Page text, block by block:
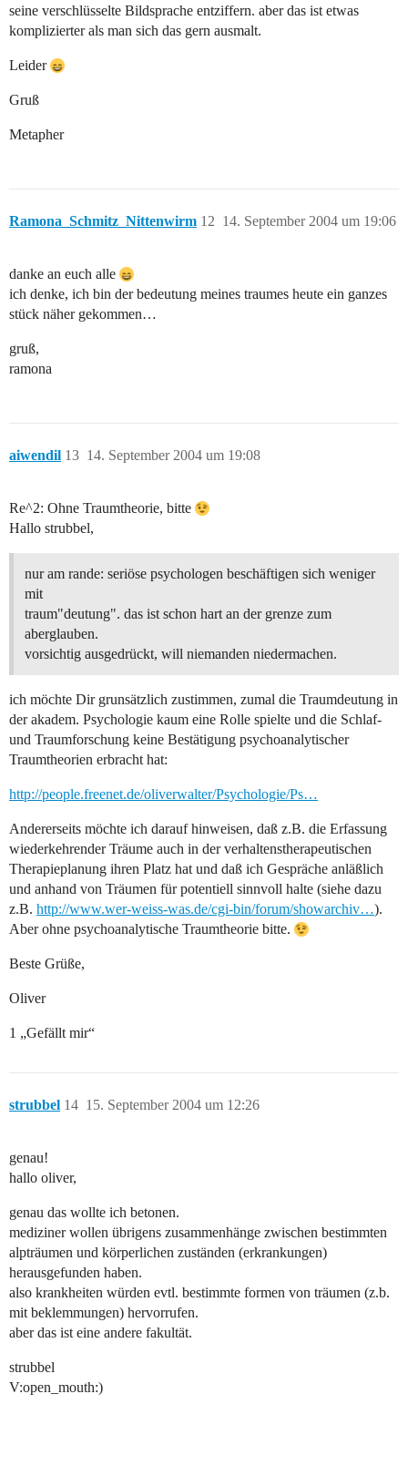
seine verschlüsselte Bildsprache entziffern. aber das ist etwas
komplizierter als man sich das gern ausmalt.
Leider
Gruß
Metapher
Ramona_Schmitz_Nittenwirm 14. September 2004 um 19:06
12
danke an euch alle
ich denke, ich bin der bedeutung meines traumes heute ein ganzes
stück näher gekommen…
gruß,
ramona
aiwendil 14. September 2004 um 19:08
13
Re^2: Ohne Traumtheorie, bitte
Hallo strubbel,
nur am rande: seriöse psychologen beschäftigen sich weniger
mit
traum"deutung". das ist schon hart an der grenze zum
aberglauben.
vorsichtig ausgedrückt, will niemanden niedermachen.
ich möchte Dir grunsätzlich zustimmen, zumal die Traumdeutung in
der akadem. Psychologie kaum eine Rolle spielte und die Schlaf-
und Traumforschung keine Bestätigung psychoanalytischer
Traumtheorien erbracht hat:
http://people.freenet.de/oliverwalter/Psychologie/Ps…
Andererseits möchte ich darauf hinweisen, daß z.B. die Erfassung
wiederkehrender Träume auch in der verhaltenstherapeutischen
Therapieplanung ihren Platz hat und daß ich Gespräche anläßlich
und anhand von Träumen für potentiell sinnvoll halte (siehe dazu
z.B. http://www.wer-weiss-was.de/cgi-bin/forum/showarchiv…).
Aber ohne psychoanalytische Traumtheorie bitte.
Beste Grüße,
Oliver
1 „Gefällt mir“
strubbel 15. September 2004 um 12:26
14
genau!
hallo oliver,
genau das wollte ich betonen.
mediziner wollen übrigens zusammenhänge zwischen bestimmten
alpträumen und körperlichen zuständen (erkrankungen)
herausgefunden haben.
also krankheiten würden evtl. bestimmte formen von träumen (z.b.
mit beklemmungen) hervorrufen.
aber das ist eine andere fakultät.
strubbel
V:open_mouth:)